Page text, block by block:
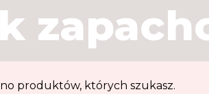
produktów, których szukasz.